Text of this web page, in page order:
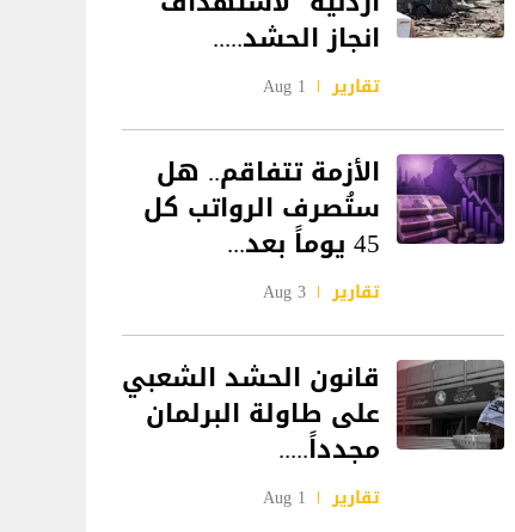
انجاز الحشد.....
تقارير 1 Aug
الأزمة تتفاقم.. هل
ستُصرف الرواتب كل
45 يوماً بعد...
تقارير 3 Aug
قانون الحشد الشعبي
على طاولة البرلمان
مجدداً.....
تقارير 1 Aug